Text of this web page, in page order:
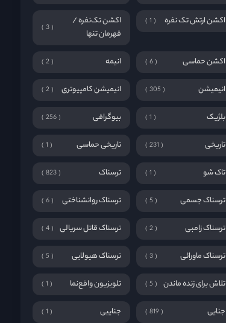
اکشن ارتش تک نفره 1
اکشن تک‌نفره /
قهرمان تنها
3
اکشن حماسی 6 انیمه 2
انیمیشن 305 انیمیشن کامپیوتری 2
بلژیک 1 بیوگرافی 256
تاریخی 231 تاریخی حماسی 1
تاک شو 1 ترسناک 823
ترسناک جسمی 5 ترسناک روانشناختی 6
ترسناک زامبی 2 ترسناک قاتل سریالی 4
ترسناک ماورائی 3 ترسناک هیولایی 5
تلاش برای زنده ماندن 5 تلویزیون واقع‌نما 1
جنایی 819 جناییی 1